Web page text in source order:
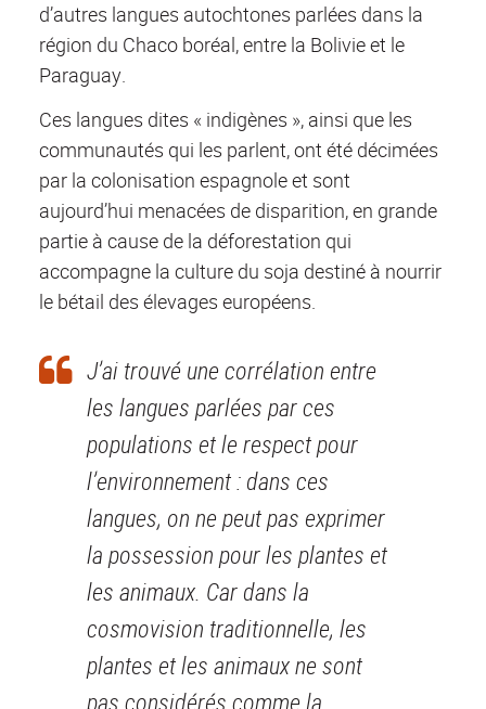
d’autres langues autochtones parlées dans la
région du Chaco boréal, entre la Bolivie et le
Paraguay.
Ces langues dites « indigènes », ainsi que les
communautés qui les parlent, ont été décimées
par la colonisation espagnole et sont
aujourd’hui menacées de disparition, en grande
partie à cause de la déforestation qui
accompagne la culture du soja destiné à nourrir
le bétail des élevages européens.
J’ai trouvé une corrélation entre
les langues parlées par ces
populations et le respect pour
l’environnement : dans ces
langues, on ne peut pas exprimer
la possession pour les plantes et
les animaux. Car dans la
cosmovision traditionnelle, les
plantes et les animaux ne sont
pas considérés comme la